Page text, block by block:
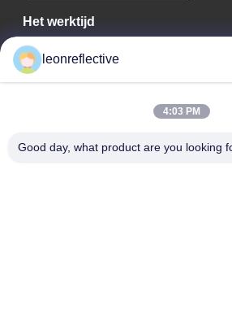
Het werktijd
9:00-18:00
Ons adres
Technology Park, High-tech Zone, Hefei,
leonreflective
4:03 PM
Good day, what product are you looking